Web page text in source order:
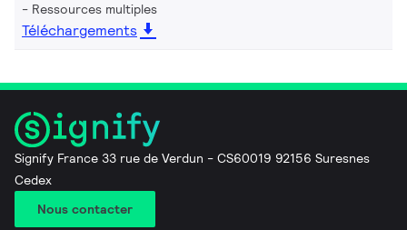
Ressources multiples
Téléchargements
Signify France 33 rue de Verdun - CS60019 92156 Suresnes
Cedex
Nous contacter